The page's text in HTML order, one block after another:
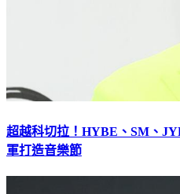
超越科切拉！HYBE、SM、
軍打造音樂節